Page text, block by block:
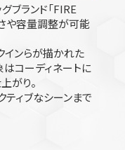
ブランド「FIRE
や容量調整が可能
インらが描かれた
はコーディネートに
がり。
ティブなシーンまで